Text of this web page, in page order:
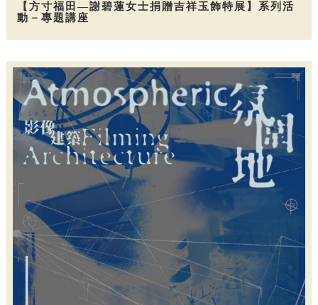
【方寸福田—謝碧蓮女士捐贈吉祥玉飾特展】系列活
動－專題講座